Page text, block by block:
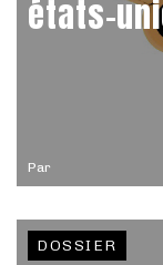
Par
états-
DOSSIER